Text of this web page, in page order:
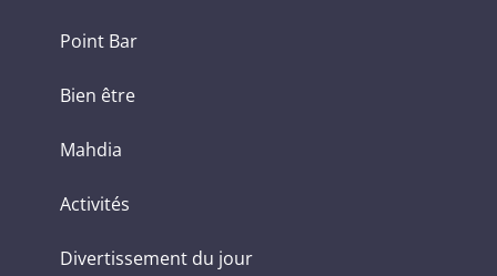
Point Bar
Bien être
Mahdia
Activités
Divertissement du jour